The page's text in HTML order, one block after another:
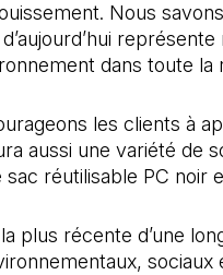
Nous
d’aujourd’hui
dans toute la
les clients à
aussi une variété de
réutilisable PC noir
la plus récente d’une
sociaux